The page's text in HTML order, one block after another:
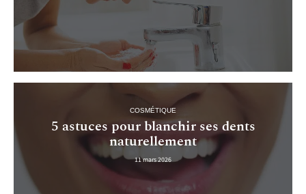
COSMÉTIQUE
5 astuces pour blanchir ses dents
naturellement
11 mars 2026